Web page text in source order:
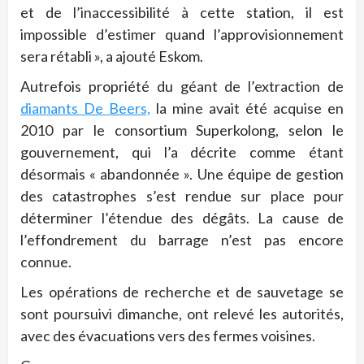
et de l’inaccessibilité à cette station, il est
impossible d’estimer quand l’approvisionnement
sera rétabli », a ajouté Eskom.
Autrefois propriété du géant de l’extraction de
diamants De Beers, la mine avait été acquise en
2010 par le consortium Superkolong, selon le
gouvernement, qui l’a décrite comme étant
désormais « abandonnée ». Une équipe de gestion
des catastrophes s’est rendue sur place pour
déterminer l’étendue des dégâts. La cause de
l’effondrement du barrage n’est pas encore
connue.
Les opérations de recherche et de sauvetage se
sont poursuivi dimanche, ont relevé les autorités,
avec des évacuations vers des fermes voisines.